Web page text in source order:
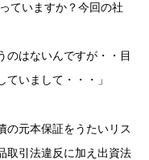
いますか？今回の社
はないんですが・・目
いまして・・・」
の元本保証をうたいリス
取引法違反に加え出資法